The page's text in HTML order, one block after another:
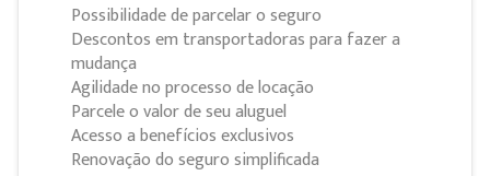
Possibilidade de parcelar o seguro
Descontos em transportadoras para fazer a
mudança
Agilidade no processo de locação
Parcele o valor de seu aluguel
Acesso a benefícios exclusivos
Renovação do seguro simplificada